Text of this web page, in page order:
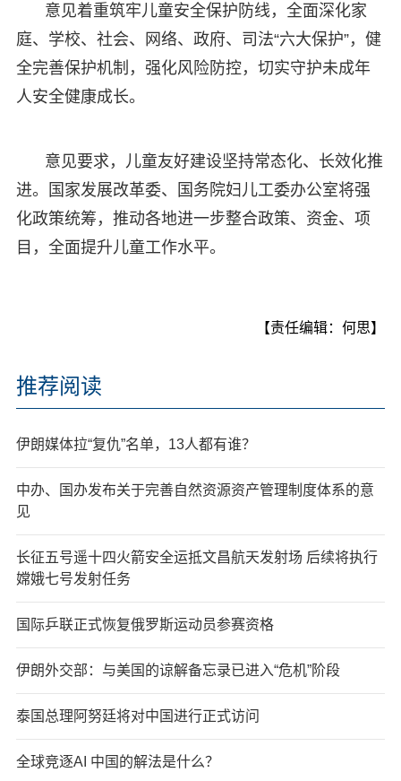
意见着重筑牢儿童安全保护防线，全面深化家
庭、学校、社会、网络、政府、司法“六大保护”，健
全完善保护机制，强化风险防控，切实守护未成年
人安全健康成长。
意见要求，儿童友好建设坚持常态化、长效化推
进。国家发展改革委、国务院妇儿工委办公室将强
化政策统筹，推动各地进一步整合政策、资金、项
目，全面提升儿童工作水平。
【责任编辑：何思】
推荐阅读
伊朗媒体拉“复仇”名单，13人都有谁？
中办、国办发布关于完善自然资源资产管理制度体系的意
见
长征五号遥十四火箭安全运抵文昌航天发射场 后续将执行
嫦娥七号发射任务
国际乒联正式恢复俄罗斯运动员参赛资格
伊朗外交部：与美国的谅解备忘录已进入“危机”阶段
泰国总理阿努廷将对中国进行正式访问
全球竞逐AI 中国的解法是什么？